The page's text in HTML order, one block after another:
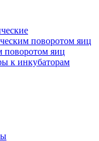
поворотом яиц
яиц
к инкубаторам